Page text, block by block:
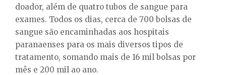
doador, além de quatro tubos de sangue para
exames. Todos os dias, cerca de 700 bolsas de
sangue são encaminhadas aos hospitais
paranaenses para os mais diversos tipos de
tratamento, somando mais de 16 mil bolsas por
mês e 200 mil ao ano.